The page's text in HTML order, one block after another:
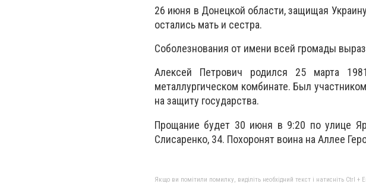
26 июня в Донецкой области, защищая
остались мать и сестра.
Соболезнования от имени всей громады
Алексей Петрович родился 25 марта
металлургическом комбинате. Был
на защиту государства.
Прощание будет 30 июня в 9:20 по улице
Слисаренко, 34. Похоронят воина на Аллее
Якщо ви помітили помилку, виділіть необхідний текст і натисніть Ctrl +